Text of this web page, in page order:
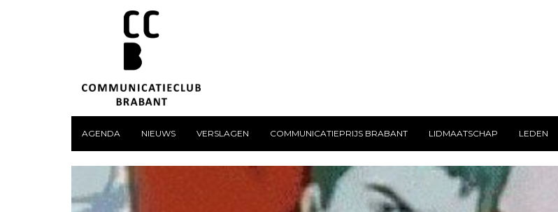
AGENDA NIEUWS VERSLAGEN COMMUNICATIEPRIJS BRABANT LIDMAATSCHAP LEDEN